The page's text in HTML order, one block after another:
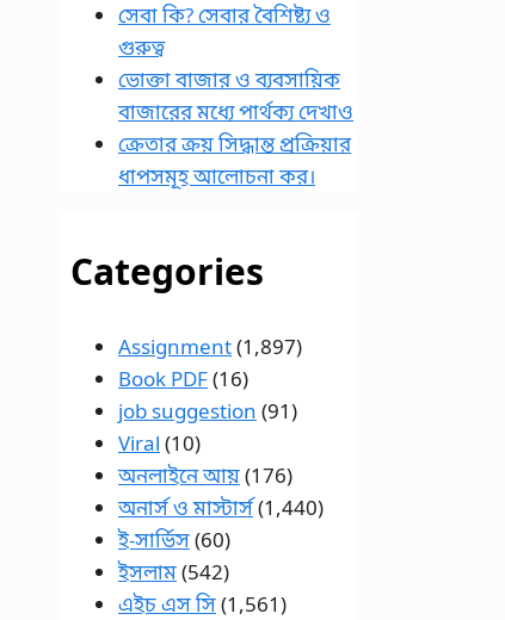
সেবা কি? সেবার বৈশিষ্ট্য ও
গুরুত্ব
ভোক্তা বাজার ও ব্যবসায়িক
বাজারের মধ্যে পার্থক্য দেখাও
ক্রেতার ক্রয় সিদ্ধান্ত প্রক্রিয়ার
ধাপসমূহ আলোচনা কর।
Categories
Assignment(1,897)
Book PDF(16)
job suggestion (91)
Viral (10)
অনলাইনে আয়(176)
অনার্স ও মাস্টার্স(1,440)
ই-সার্ভিস(60)
ইসলাম(542)
এইচ এস সি(1,561)